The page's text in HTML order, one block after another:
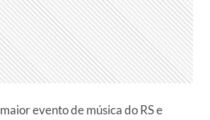
evento de música do RS e